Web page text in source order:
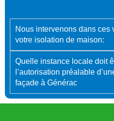
Nous intervenons dans ces
votre isolation de maison:
Quelle instance locale doit
l’autorisation préalable
façade à Générac